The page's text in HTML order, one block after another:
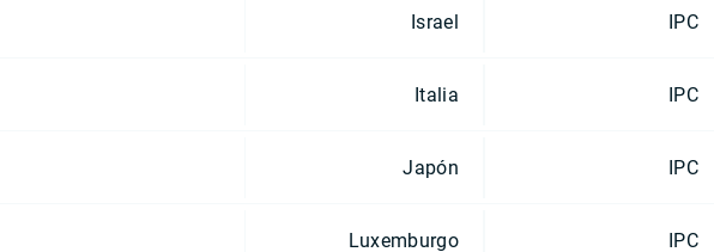
Israel IPC
Italia IPC
Japón IPC
Luxemburgo IPC